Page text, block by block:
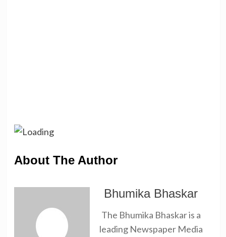
About The Author
Bhumika Bhaskar
The Bhumika Bhaskar is a
leading Newspaper Media